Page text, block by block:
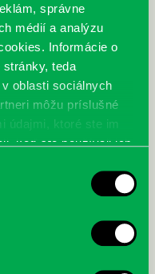
správne
médií a analýzu
Informácie o
teda
oblasti sociálnych
môžu príslušné
údajmi, ktoré ste im
keď ste používali ich